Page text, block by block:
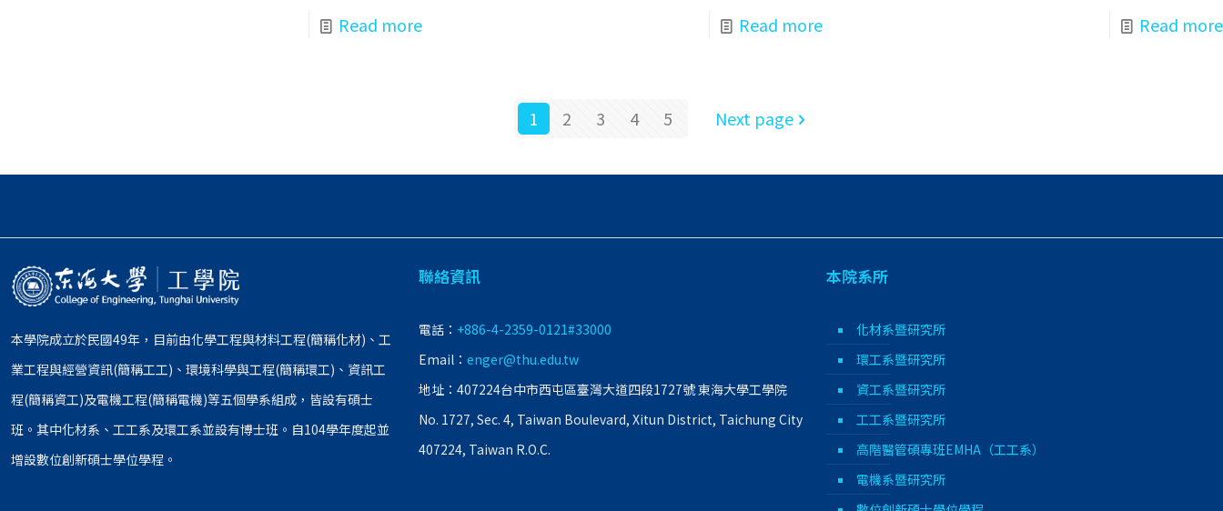
Read more Read more Read more
1 2 3 4 5 Next page
本學院成立於民國49年，目前由化學工程與材料工程(簡稱化材)、工
業工程與經營資訊(簡稱工工)、環境科學與工程(簡稱環工)、資訊工
程(簡稱資工)及電機工程(簡稱電機)等五個學系組成，皆設有碩士
班。其中化材系、工工系及環工系並設有博士班。自104學年度起並
增設數位創新碩士學位學程。
聯絡資訊
電話： +886-4-2359-0121#33000
Email： enger@thu.edu.tw
地址：407224台中市西屯區臺灣大道四段1727號 東海大學工學院
No. 1727, Sec. 4, Taiwan Boulevard, Xitun District, Taichung City
407224, Taiwan R.O.C.
本院系所
化材系暨研究所
環工系暨研究所
資工系暨研究所
工工系暨研究所
高階醫管碩專班EMHA（工工系）
電機系暨研究所